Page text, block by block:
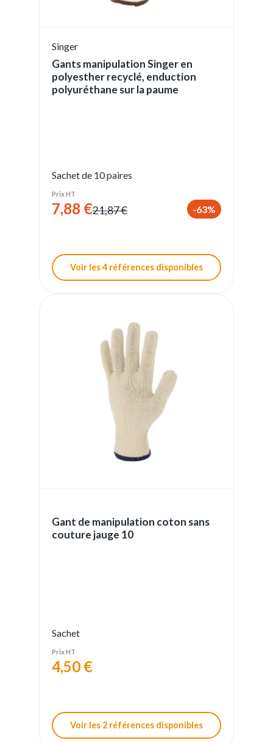
Singer
Gants manipulation Singer en
polyesther recyclé, enduction
polyuréthane sur la paume
Sachet de 10 paires
Prix HT
7,88 €21,87 € -63%
Voir les 4 références disponibles
Gant de manipulation coton sans
couture jauge 10
Sachet
Prix HT
4,50 €
Voir les 2 références disponibles